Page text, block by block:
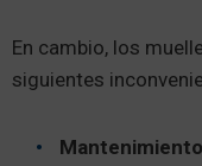
En cambio, los
siguientes